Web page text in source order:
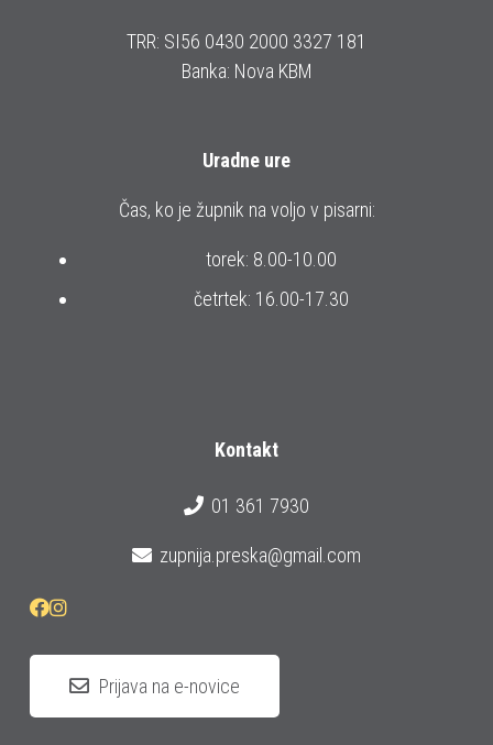
TRR: SI56 0430 2000 3327 181
Banka: Nova KBM
Uradne ure
Čas, ko je župnik na voljo v pisarni:
torek: 8.00-10.00
četrtek: 16.00-17.30
Kontakt
01 361 7930
zupnija.preska@gmail.com
Prijava na e-novice